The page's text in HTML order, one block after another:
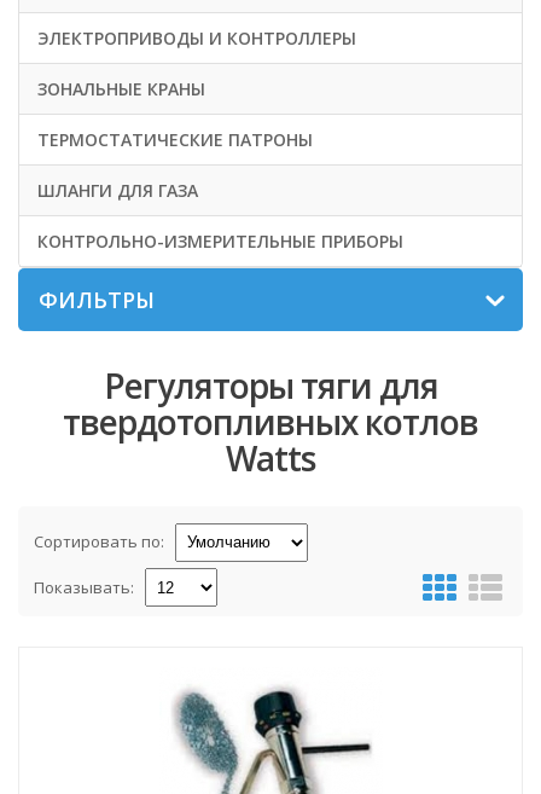
ЭЛЕКТРОПРИВОДЫ И КОНТРОЛЛЕРЫ
ЗОНАЛЬНЫЕ КРАНЫ
ТЕРМОСТАТИЧЕСКИЕ ПАТРОНЫ
ШЛАНГИ ДЛЯ ГАЗА
КОНТРОЛЬНО-ИЗМЕРИТЕЛЬНЫЕ ПРИБОРЫ
ФИЛЬТРЫ
Регуляторы тяги для
твердотопливных котлов
Watts
Сортировать по:
Показывать: